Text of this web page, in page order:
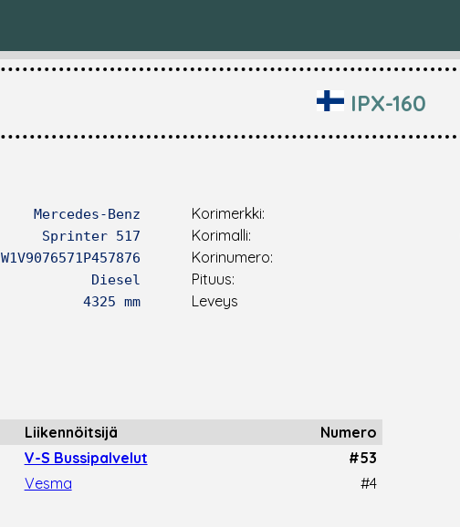
IPX-160
Mercedes-Benz
Sprinter 517
W1V9076571P457876
Diesel
4325 mm
Korimerkki:
Korimalli:
Korinumero:
Pituus:
Leveys
Liikennöitsijä
Numero
V-S Bussipalvelut
#53
Vesma #4